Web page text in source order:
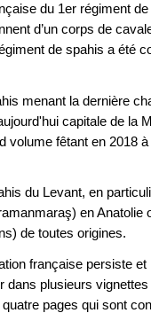
XXe siècle
Autres
du 1er régiment
d’un corps de
de spahis a été
menant la dernière
capitale de la
volume fêtant en 2018
du Levant, en
en Anatolie
de toutes origines.
française persiste
dans plusieurs vignettes
pages qui sont